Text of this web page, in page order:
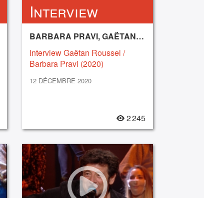
Interview
BARBARA PRAVI, GAËTAN ROUSSEL
Interview Gaëtan Roussel /
Barbara Pravi (2020)
12 DÉCEMBRE 2020
2 245